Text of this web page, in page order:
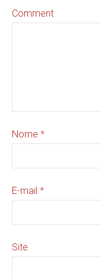
Comment
Nome *
E-mail *
Site